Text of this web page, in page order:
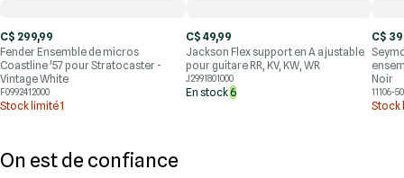
C$ 299,99
Fender Ensemble de micros
Coastline '57 pour Stratocaster -
Vintage White
F0992412000
Stock limité1
C$ 49,99
Jackson Flex support en A ajustable
pour guitare RR, KV, KW, WR
J2991801000
En stock6
C$
Noir
11106-
Stock
On est de confiance